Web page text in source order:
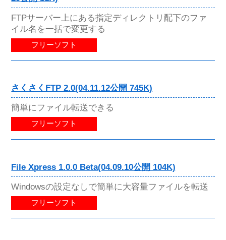
FTPサーバー上にある指定ディレクトリ配下のファ
イル名を一括で変更する
フリーソフト
さくさくFTP 2.0(04.11.12公開 745K)
簡単にファイル転送できる
フリーソフト
File Xpress 1.0.0 Beta(04.09.10公開 104K)
Windowsの設定なしで簡単に大容量ファイルを転送
フリーソフト